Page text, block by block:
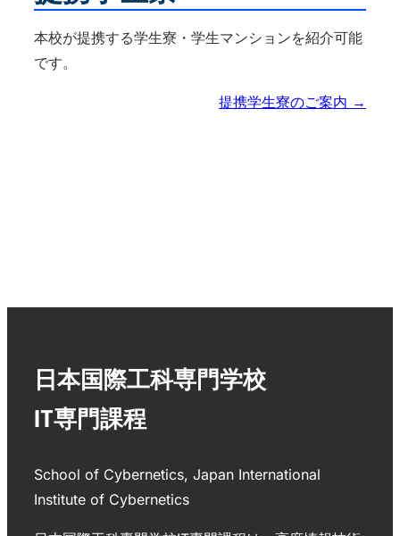
本校が提携する学生寮・学生マンションを紹介可能
です。
提携学生寮のご案内 →
日本国際工科専門学校
IT専門課程
School of Cybernetics, Japan International
Institute of Cybernetics